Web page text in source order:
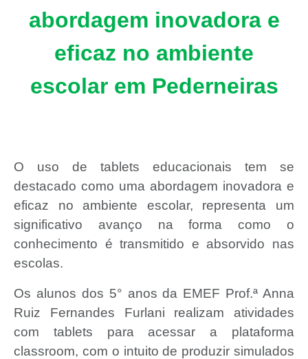
abordagem inovadora e
eficaz no ambiente
escolar em Pederneiras
O uso de tablets educacionais tem se
destacado como uma abordagem inovadora e
eficaz no ambiente escolar, representa um
significativo avanço na forma como o
conhecimento é transmitido e absorvido nas
escolas.
Os alunos dos 5° anos da EMEF Prof.ª Anna
Ruiz Fernandes Furlani realizam atividades
com tablets para acessar a plataforma
classroom, com o intuito de produzir simulados